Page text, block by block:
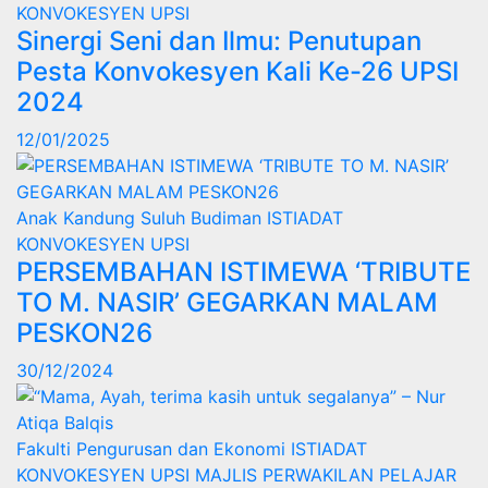
KONVOKESYEN UPSI
Sinergi Seni dan Ilmu: Penutupan
Pesta Konvokesyen Kali Ke-26 UPSI
2024
12/01/2025
Anak Kandung Suluh Budiman ISTIADAT
KONVOKESYEN UPSI
PERSEMBAHAN ISTIMEWA ‘TRIBUTE
TO M. NASIR’ GEGARKAN MALAM
PESKON26
30/12/2024
Fakulti Pengurusan dan Ekonomi ISTIADAT
KONVOKESYEN UPSI MAJLIS PERWAKILAN PELAJAR